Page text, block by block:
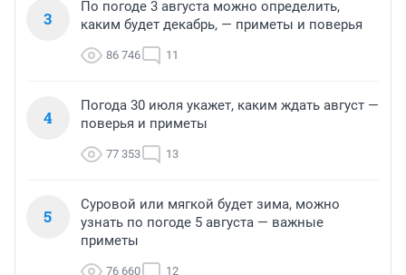
3
По погоде 3 августа можно определить,
каким будет декабрь, — приметы и поверья
86 746 11
4
Погода 30 июля укажет, каким ждать август —
поверья и приметы
77 353 13
5
Суровой или мягкой будет зима, можно
узнать по погоде 5 августа — важные
приметы
76 660 12